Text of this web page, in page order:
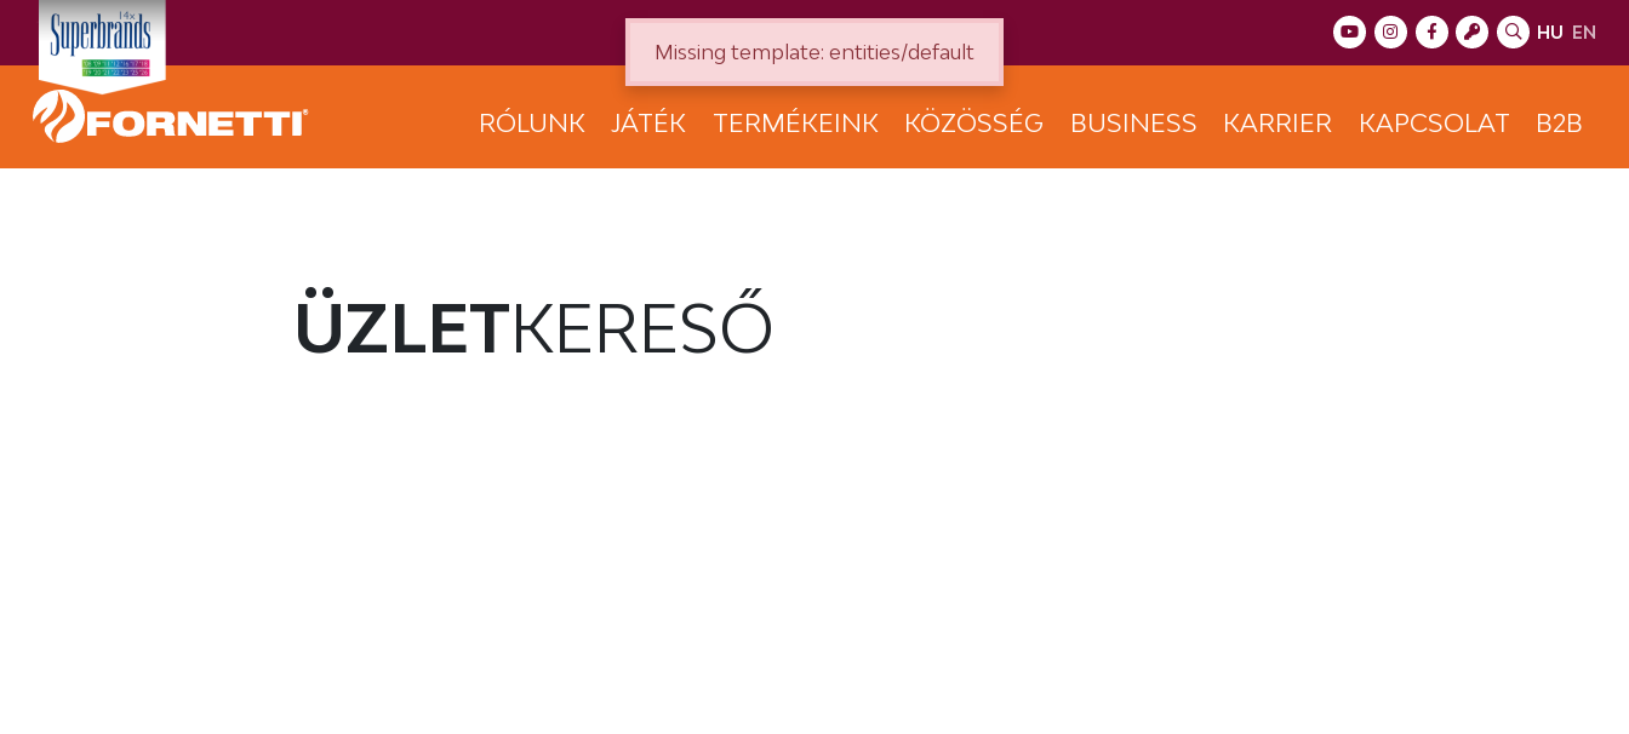
HU EN
RÓLUNK JÁTÉK TERMÉKEINK KÖZÖSSÉG BUSINESS KARRIER KAPCSOLAT B2B
ÜZLETKERESŐ
Missing template: entities/default